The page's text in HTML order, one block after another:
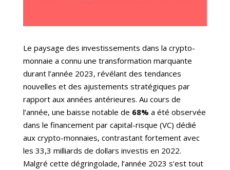
Le paysage des investissements dans la crypto-
monnaie a connu une transformation marquante
durant l’année 2023, révélant des tendances
nouvelles et des ajustements stratégiques par
rapport aux années antérieures. Au cours de
l’année, une baisse notable de 68% a été observée
dans le financement par capital-risque (VC) dédié
aux crypto-monnaies, contrastant fortement avec
les 33,3 milliards de dollars investis en 2022.
Malgré cette dégringolade, l’année 2023 s’est tout